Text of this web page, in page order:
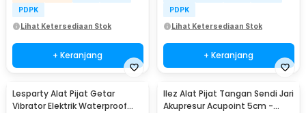
PDPK
Lihat Ketersediaan Stok
+ Keranjang
PDPK
Lihat Ketersediaan Stok
+ Keranjang
Lesparty Alat Pijat Getar
Vibrator Elektrik Waterproof
Ilez Alat Pijat Tangan Sendi Jari
Akupresur Acupoint 5cm -